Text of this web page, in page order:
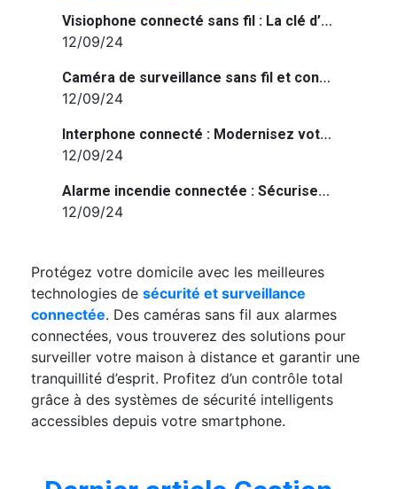
Visiophone connecté sans fil : La clé d’une maison connectée et sécurisée
12/09/24
Caméra de surveillance sans fil et connectée à internet : Sécurisez votre maison intelligemment
12/09/24
Interphone connecté : Modernisez votre entrée avec un dispositif intelligent
12/09/24
Alarme incendie connectée : Sécurisez votre maison avec une protection intelligente
12/09/24
Protégez votre domicile avec les meilleures
technologies de sécurité et surveillance
connectée. Des caméras sans fil aux alarmes
connectées, vous trouverez des solutions pour
surveiller votre maison à distance et garantir une
tranquillité d’esprit. Profitez d’un contrôle total
grâce à des systèmes de sécurité intelligents
accessibles depuis votre smartphone.